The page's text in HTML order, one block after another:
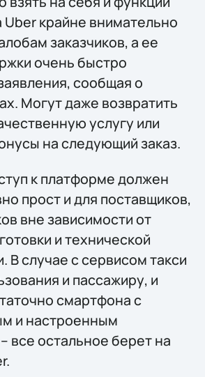
крайне внимательно
заказчиков, а ее
очень быстро
сообщая о
Могут даже возвратить
услугу или
на следующий заказ.
к платформе должен
прост и для поставщиков,
вне зависимости от
и технической
В случае с сервисом такси
и пассажиру, и
смартфона с
и настроенным
все остальное берет на